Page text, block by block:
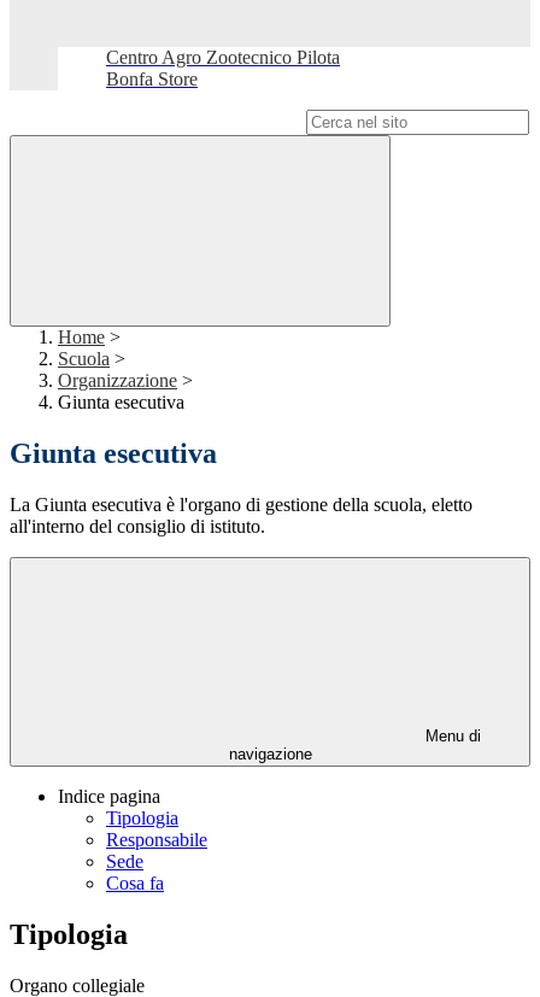
Centro Agro Zootecnico Pilota
Bonfa Store
Home >
Scuola >
Organizzazione >
Giunta esecutiva
Giunta esecutiva
La Giunta esecutiva è l'organo di gestione della scuola, eletto
all'interno del consiglio di istituto.
Menu di
navigazione
Indice pagina
Tipologia
Responsabile
Sede
Cosa fa
Tipologia
Organo collegiale